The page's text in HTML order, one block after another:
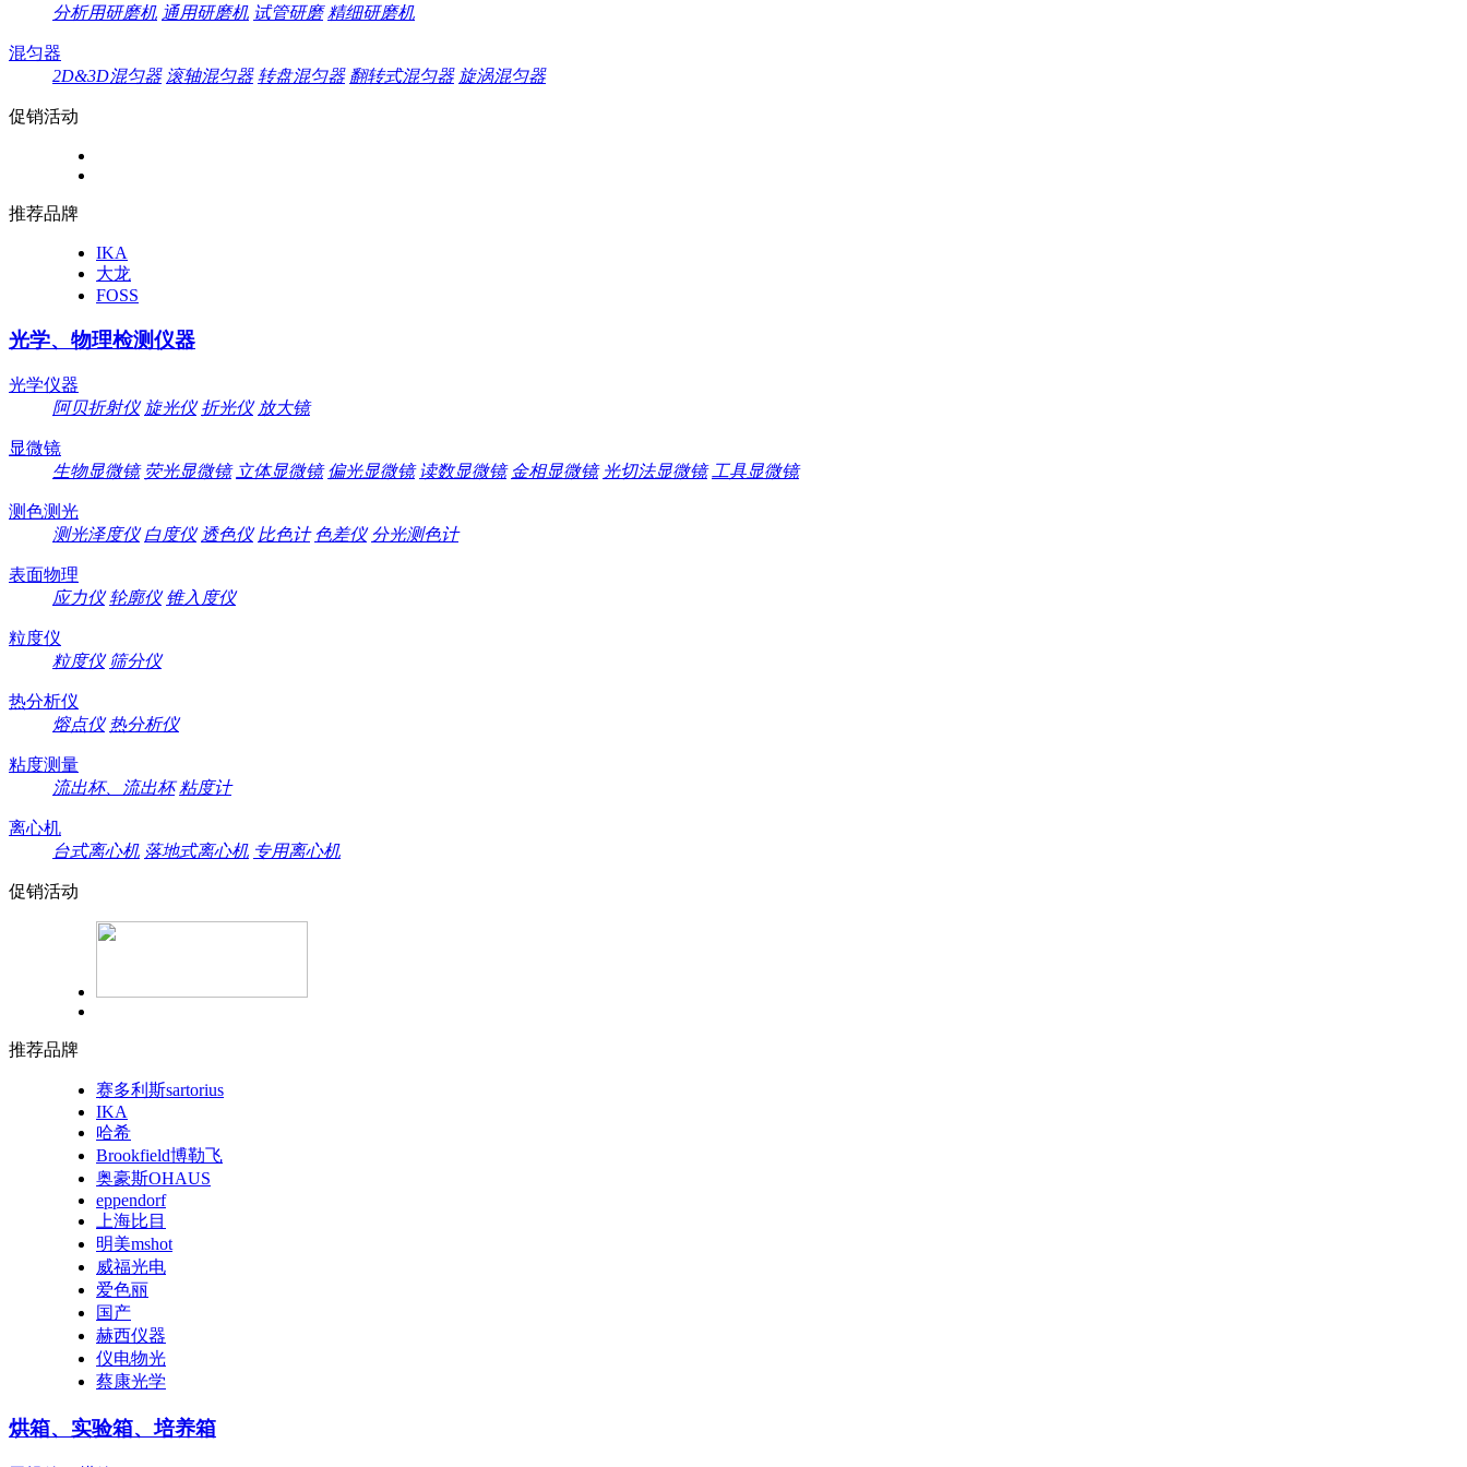
分析用研磨机 通用研磨机 试管研磨 精细研磨机
混匀器
2D&3D混匀器 滚轴混匀器 转盘混匀器 翻转式混匀器 旋涡混匀器
促销活动
推荐品牌
IKA
大龙
FOSS
光学、物理检测仪器
光学仪器
阿贝折射仪 旋光仪 折光仪 放大镜
显微镜
生物显微镜 荧光显微镜 立体显微镜 偏光显微镜 读数显微镜 金相显微镜 光切法显微镜 工具显微镜
测色测光
测光泽度仪 白度仪 透色仪 比色计 色差仪 分光测色计
表面物理
应力仪 轮廓仪 锥入度仪
粒度仪
粒度仪 筛分仪
热分析仪
熔点仪 热分析仪
粘度测量
流出杯、流出杯 粘度计
离心机
台式离心机 落地式离心机 专用离心机
促销活动
推荐品牌
赛多利斯sartorius
IKA
哈希
Brookfield博勒飞
奥豪斯OHAUS
eppendorf
上海比目
明美mshot
威福光电
爱色丽
国产
赫西仪器
仪电物光
蔡康光学
烘箱、实验箱、培养箱